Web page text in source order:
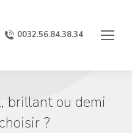
0032.56.84.38.34
brillant ou demi
?